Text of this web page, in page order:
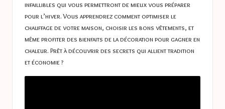
infaillibles qui vous permettront de mieux vous préparer
pour l’hiver. Vous apprendrez comment optimiser le
chauffage de votre maison, choisir les bons vêtements, et
même profiter des bienfaits de la décoration pour gagner en
chaleur. Prêt à découvrir des secrets qui allient tradition
et économie ?